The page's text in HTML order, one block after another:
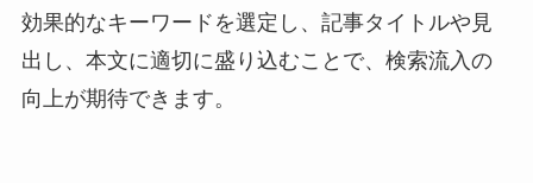
効果的なキーワードを選定し、記事タイトルや見
出し、本文に適切に盛り込むことで、検索流入の
向上が期待できます。